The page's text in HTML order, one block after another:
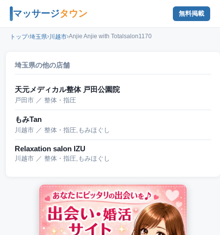
マッサージタウン 無料掲載
トップ›埼玉県›川越市›Anjie Anjie with Totalsalon1170
埼玉県の他の店舗
天元メディカル整体 戸田公園院
戸田市 ／ 整体・指圧
もみTan
川越市 ／ 整体・指圧,もみほぐし
Relaxation salon IZU
川越市 ／ 整体・指圧,もみほぐし